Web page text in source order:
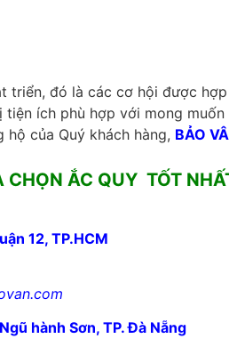
triển, đó là các cơ hội được
ích phù hợp với mong
của Quý khách hàng, BẢO
CHỌN ẮC QUY TỐT
12, TP.HCM
hành Sơn, TP. Đà Nẵng